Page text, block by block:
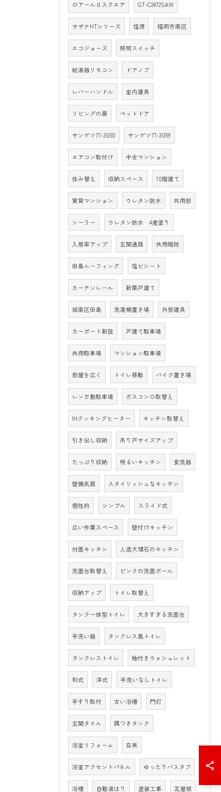
ロアールⅡスクエア GT-C2472SAW
サザナHTシリーズ 塩原 福岡市南区
エコジョーズ 照明スイッチ
給湯器リモコン ドアノブ
レバーハンドル 室内建具
リビングの扉 ペットドア
サンゲツ77-3050 サンゲツ77-3059
エアコン取付け 中古マンション
住み替え 収納スペース 10階建て
賃貸マンション ウレタン防水 共用部
シーラー ウレタン防水 4度塗り
入居率アップ 玄関通路 共用階段
田島ルーフィング 塩ビシート
カーテンレール 新築戸建て
城南区田島 洗濯機置き場 外部建具
カーポート新設 戸建て駐車場
共用駐車場 マンション駐車場
部屋を広く トイレ移動 バイク置き場
レンガ敷駐車場 ガスコンロ取替え
IHクッキングヒーター キッチン取替え
引き出し収納 吊り戸サイズアップ
たっぷり収納 明るいキッチン 食洗器
壁換気扇 スタイリッシュなキッチン
個性的 シンプル スライド式
広い作業スペース 壁付けキッチン
対面キッチン 人造大理石のキッチン
洗面台取替え ピンクの洗面ボール
収納アップ トイレ取替え
タンク一体型トイレ 大きすぎる洗面台
手洗い器 タンクレス風トイレ
タンクレストイレ 袖付きウォシュレット
和式 洋式 手洗いなしトイレ
手すり取付 古い浴槽 門灯
玄関タイル 隅つきタンク
浴室リフォーム 在来
浴室アクセントパネル ゆったりバスタブ
浴槽 自動湯はり 塗装工事 瓦屋根